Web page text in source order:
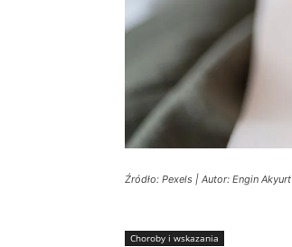
Źródło: Pexels | Autor: Engin Akyurt
Choroby i wskazania